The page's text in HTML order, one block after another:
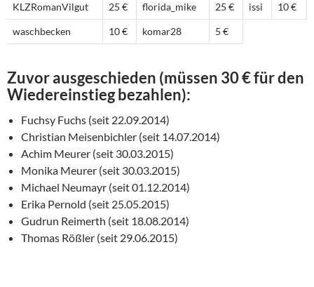
KLZRomanVilgut 25 € florida_mike 25 € issi 10 €
waschbecken 10 € komar28 5 €
Zuvor ausgeschieden (müssen 30 € für den
Wiedereinstieg bezahlen):
Fuchsy Fuchs (seit 22.09.2014)
Christian Meisenbichler (seit 14.07.2014)
Achim Meurer (seit 30.03.2015)
Monika Meurer (seit 30.03.2015)
Michael Neumayr (seit 01.12.2014)
Erika Pernold (seit 25.05.2015)
Gudrun Reimerth (seit 18.08.2014)
Thomas Rößler (seit 29.06.2015)